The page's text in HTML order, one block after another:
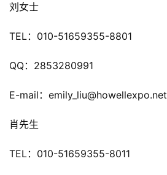
创
游
业
手
游
刘女士
TEL：010-51659355-8801
QQ：2853280991
E-mail：emily_liu@howellexpo.net
肖先生
TEL：010-51659355-8011